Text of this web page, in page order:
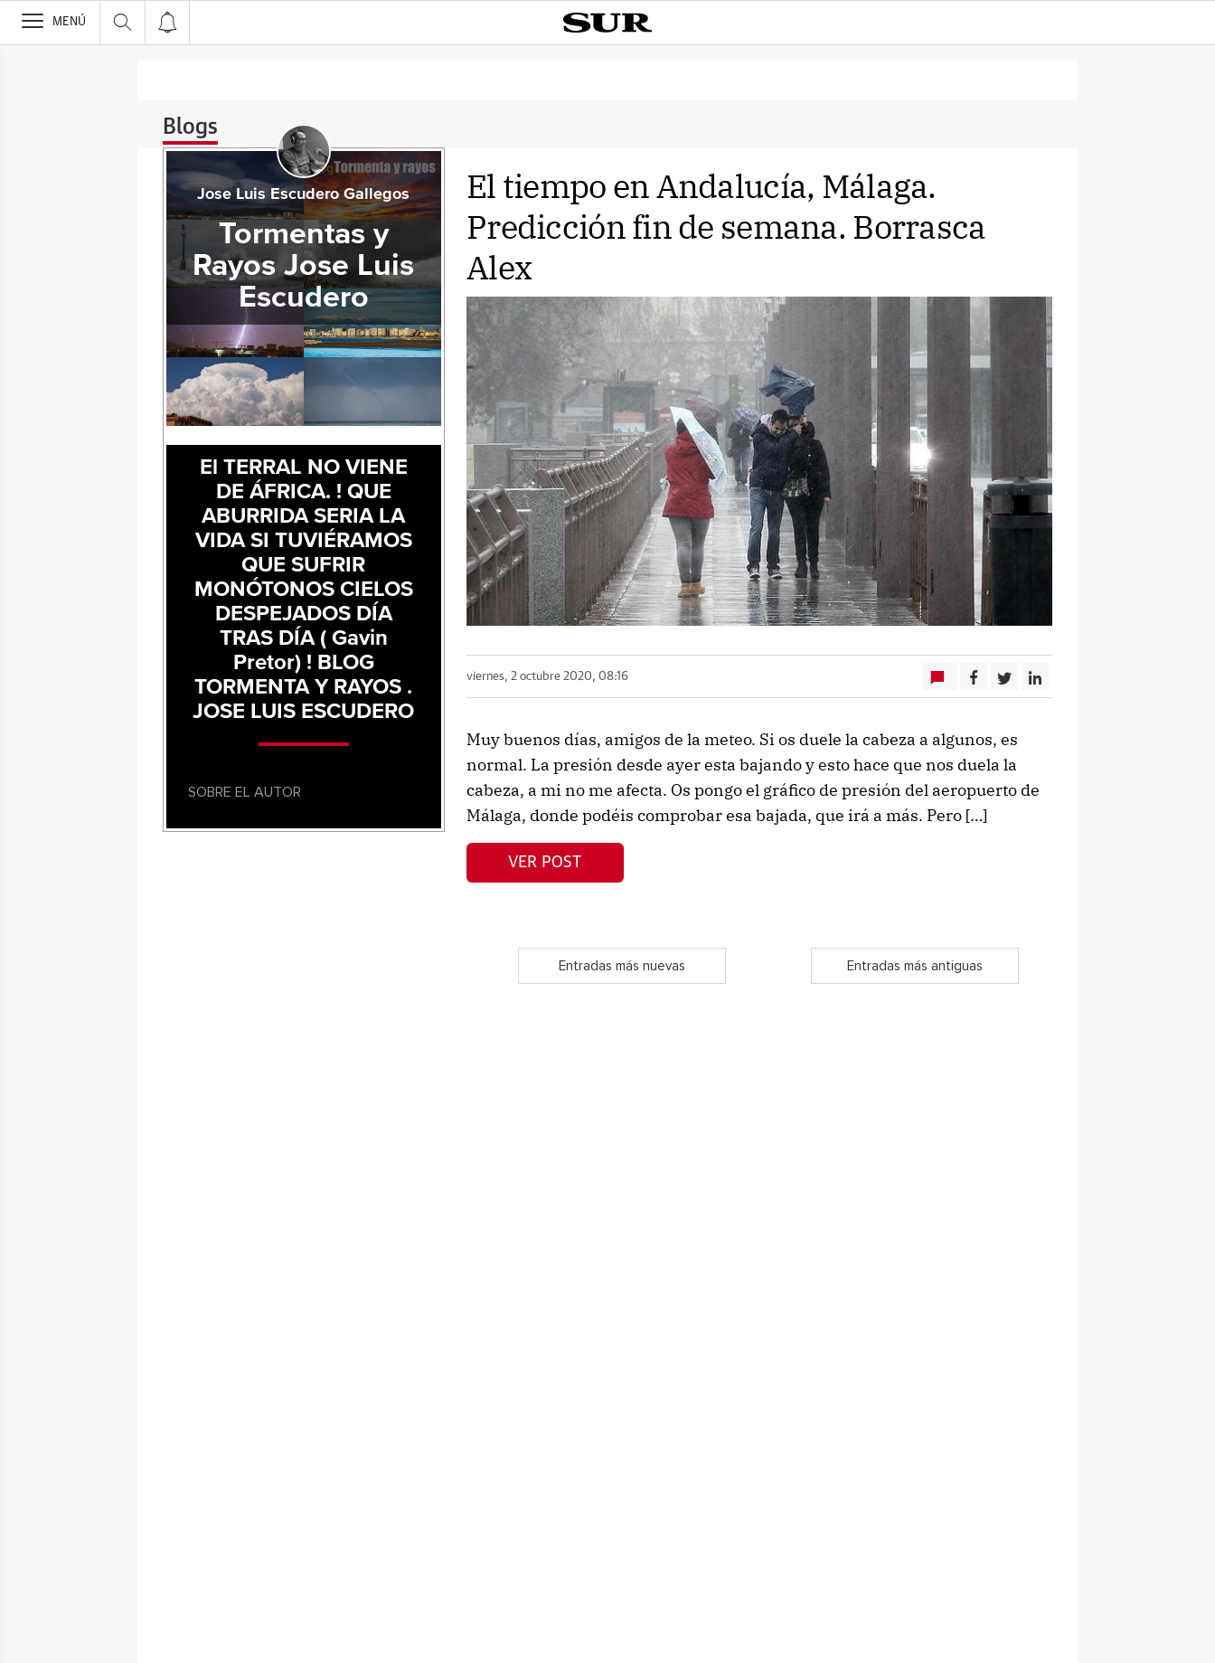
>
MENÚ
Blogs
El tiempo en Andalucía, Málaga.
Predicción fin de semana. Borrasca
Alex
viernes, 2 octubre 2020, 08:16
Muy buenos días, amigos de la meteo. Si os duele la cabeza a algunos, es
normal. La presión desde ayer esta bajando y esto hace que nos duela la
cabeza, a mi no me afecta. Os pongo el gráfico de presión del aeropuerto de
Málaga, donde podéis comprobar esa bajada, que irá a más. Pero […]
VER POST
Entradas más nuevas Entradas más antiguas
Jose Luis Escudero Gallegos
Tormentas y
Rayos Jose Luis
Escudero
El TERRAL NO VIENE
DE ÁFRICA. ! QUE
ABURRIDA SERIA LA
VIDA SI TUVIÉRAMOS
QUE SUFRIR
MONÓTONOS CIELOS
DESPEJADOS DÍA
TRAS DÍA ( Gavin
Pretor) ! BLOG
TORMENTA Y RAYOS .
JOSE LUIS ESCUDERO
SOBRE EL AUTOR